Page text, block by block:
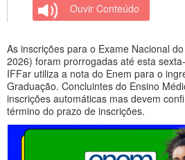
Ouvir Conteúdo
As inscrições para o Exame Nacional
2026) foram prorrogadas até esta
IFFar utiliza a nota do Enem para o
Graduação. Concluintes do Ensino
inscrições automáticas mas devem
término do prazo de inscrições.